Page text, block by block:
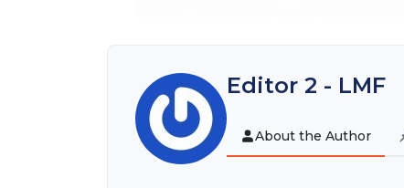
Editor 2 - LMF
About the Author